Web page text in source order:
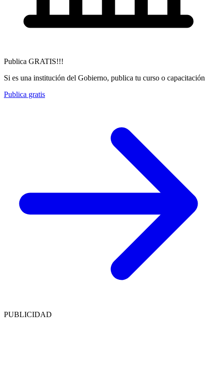
Publica GRATIS!!!
Si es una institución del Gobierno, publica tu curso o capacitación
Publica gratis
PUBLICIDAD